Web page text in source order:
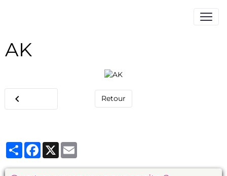
AK
Retour
PartagerFacebook
X